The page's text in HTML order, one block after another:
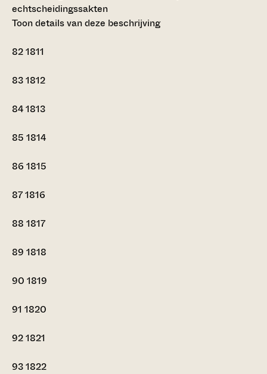
echtscheidingssakten
Toon details van deze beschrijving
821811
831812
841813
85 1814
86 1815
871816
88 1817
89 1818
90 1819
91 1820
921821
931822